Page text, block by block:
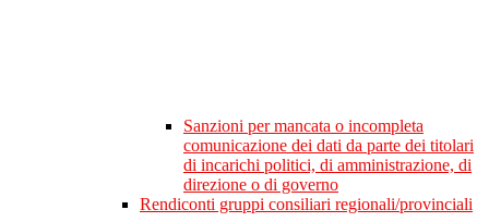
Sanzioni per mancata o incompleta
comunicazione dei dati da parte dei titolari
di incarichi politici, di amministrazione, di
direzione o di governo
Rendiconti gruppi consiliari regionali/provinciali